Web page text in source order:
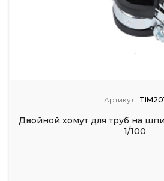
Артикул:
Двойной хомут для труб на
1/100